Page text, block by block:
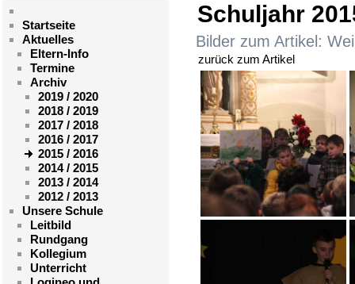
Schuljahr
Bilder zum Artikel:
zurück zum Artikel
Startseite
Aktuelles
Eltern-Info
Termine
Archiv
2019 / 2020
2018 / 2019
2017 / 2018
2016 / 2017
2015 / 2016
2014 / 2015
2013 / 2014
2012 / 2013
Unsere Schule
Leitbild
Rundgang
Kollegium
Unterricht